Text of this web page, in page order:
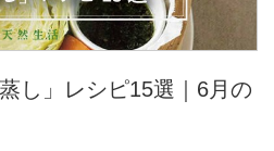
し」レシピ15選｜6月の